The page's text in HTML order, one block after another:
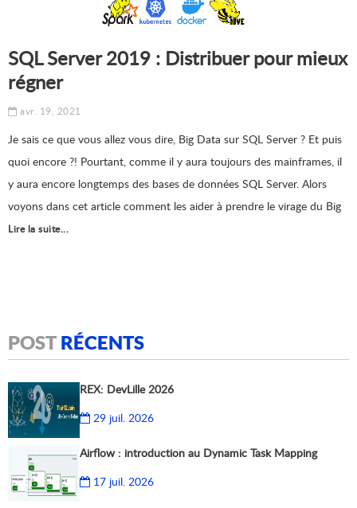
SQL Server 2019 : Distribuer pour mieux
régner
avr. 19, 2021
Je sais ce que vous allez vous dire, Big Data sur SQL Server ? Et puis
quoi encore ?! Pourtant, comme il y aura toujours des mainframes, il
y aura encore longtemps des bases de données SQL Server. Alors
voyons dans cet article comment les aider à prendre le virage du Big
Lire la suite...
POST RÉCENTS
REX: DevLille 2026
29 juil. 2026
Airflow : introduction au Dynamic Task Mapping
17 juil. 2026